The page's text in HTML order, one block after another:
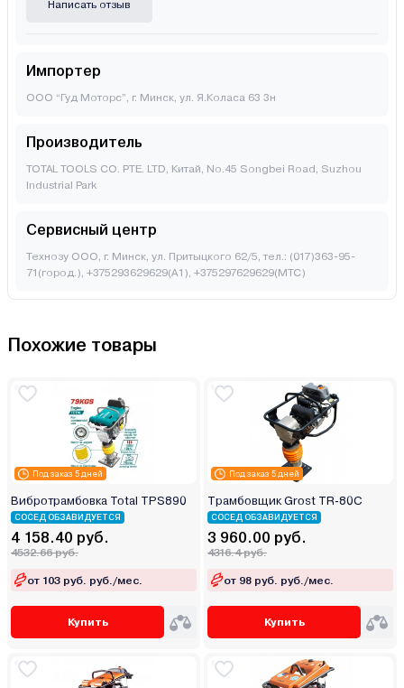
Написать отзыв
Импортер
ООО “Гуд Моторс”, г. Минск, ул. Я.Коласа 63 3н
Производитель
TOTAL TOOLS CO. PTE. LTD, Китай, No.45 Songbei Road, Suzhou
Industrial Park
Сервисный центр
Технозу ООО, г. Минск, ул. Притыцкого 62/5, тел.: (017)363-95-
71(город.), +375293629629(A1), +375297629629(МТС)
Похожие товары
Под заказ 5 дней
Вибротрамбовка Total TPS890
СОСЕД ОБЗАВИДУЕТСЯ
4 158.40 руб.
4532.66 руб.
от 103 руб. руб./мес.
Купить
Под заказ 5 дней
Трамбовщик Grost TR-80C
СОСЕД ОБЗАВИДУЕТСЯ
3 960.00 руб.
4316.4 руб.
от 98 руб. руб./мес.
Купить